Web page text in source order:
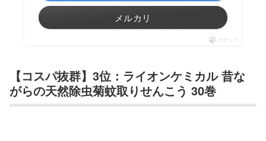
メルカリ
ポチップ
【コスパ抜群】3位：ライオンケミカル 昔な
がらの天然除虫菊蚊取りせんこう 30巻